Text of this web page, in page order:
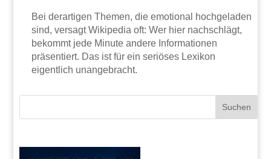
Bei derartigen Themen, die emotional hochgeladen
sind, versagt Wikipedia oft: Wer hier nachschlägt,
bekommt jede Minute andere Informationen
präsentiert. Das ist für ein seriöses Lexikon
eigentlich unangebracht.